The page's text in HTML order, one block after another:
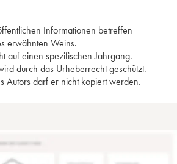
Informationen betreffen
erwähnten Weins.
auf einen spezifischen Jahrgang.
durch das Urheberrecht geschützt.
Autors darf er nicht kopiert werden.